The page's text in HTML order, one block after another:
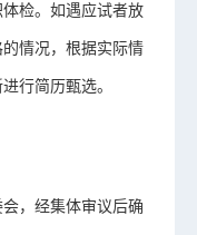
检。如遇应试者放
情况，根据实际情
行简历甄选。
，经集体审议后确